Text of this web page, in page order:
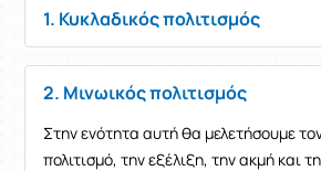
1. Κυκλαδικός πολιτισμός
2. Μινωικός πολιτισμός
Στην ενότητα αυτή θα μελετήσουμε
πολιτισμό, την εξέλιξη, την ακμή και